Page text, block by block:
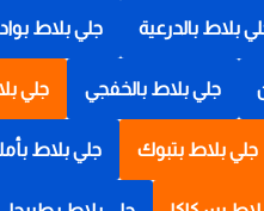
بلاط بالدرعية جلي بلاط
جلي بلاط بالخفجي جلي
جلي بلاط بتبوك جلي بلاط